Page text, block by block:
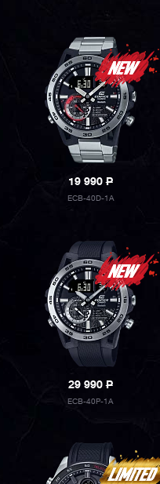
19 990P
ECB-40D-1A
29 990P
ECB-40P-1A